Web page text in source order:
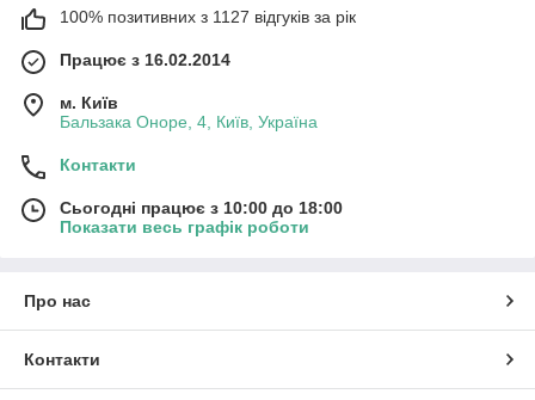
100% позитивних з 1127 відгуків за рік
Працює з 16.02.2014
м. Київ
Бальзака Оноре, 4, Київ, Україна
Контакти
Сьогодні працює з 10:00 до 18:00
Показати весь графік роботи
Про нас
Контакти